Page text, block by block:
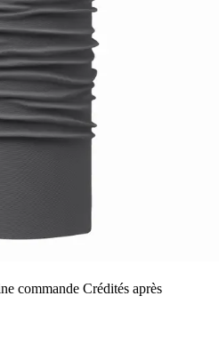
commande Crédités après